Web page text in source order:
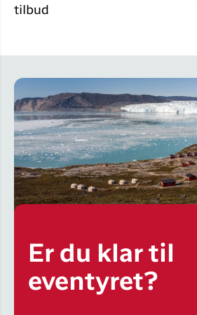
tilbud
Er du klar til
eventyret?